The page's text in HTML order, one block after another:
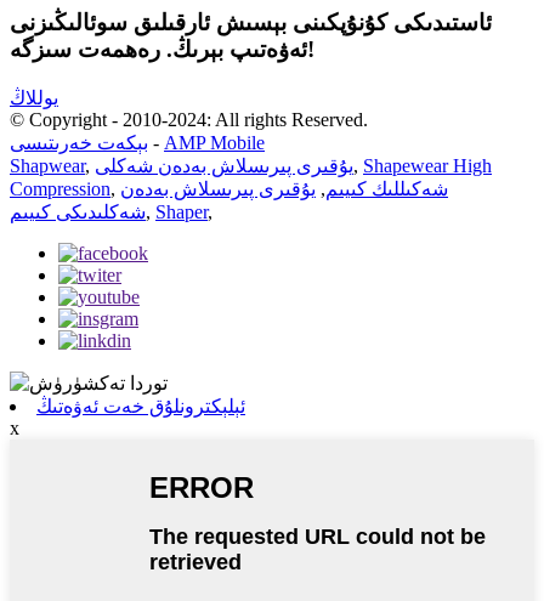
ئاستىدىكى كۇنۇپكىنى بېسىش ئارقىلىق سوئالىڭىزنى
ئەۋەتىپ بېرىڭ. رەھمەت سىزگە!
يوللاڭ
© Copyright - 2010-2024: All rights Reserved.
بېكەت خەرىتىسى - AMP Mobile
Shapwear, يۇقىرى پىرىسلاش بەدەن شەكلى, Shapewear High
Compression, شەكىللىك كىيىم, يۇقىرى پىرىسلاش بەدەن
شەكلىدىكى كىيىم, Shaper,
ئېلېكترونلۇق خەت ئەۋەتىڭ
x